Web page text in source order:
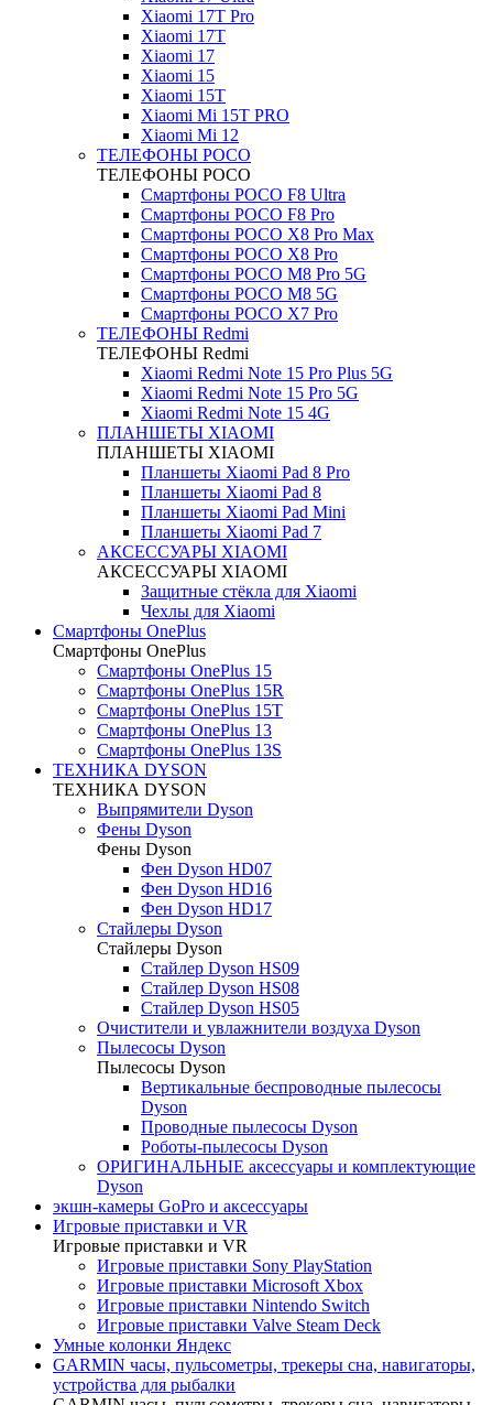
Xiaomi 17T Pro
Xiaomi 17T
Xiaomi 17
Xiaomi 15
Xiaomi 15T
Xiaomi Mi 15T PRO
Xiaomi Mi 12
ТЕЛЕФОНЫ POCO
ТЕЛЕФОНЫ POCO
Смартфоны POCO F8 Ultra
Смартфоны POCO F8 Pro
Смартфоны POCO X8 Pro Max
Смартфоны POCO X8 Pro
Смартфоны POCO M8 Pro 5G
Смартфоны POCO M8 5G
Смартфоны POCO X7 Pro
ТЕЛЕФОНЫ Redmi
ТЕЛЕФОНЫ Redmi
Xiaomi Redmi Note 15 Pro Plus 5G
Xiaomi Redmi Note 15 Pro 5G
Xiaomi Redmi Note 15 4G
ПЛАНШЕТЫ XIAOMI
ПЛАНШЕТЫ XIAOMI
Планшеты Xiaomi Pad 8 Pro
Планшеты Xiaomi Pad 8
Планшеты Xiaomi Pad Mini
Планшеты Xiaomi Pad 7
АКСЕССУАРЫ XIAOMI
АКСЕССУАРЫ XIAOMI
Защитные стёкла для Xiaomi
Чехлы для Xiaomi
Смартфоны OnePlus
Смартфоны OnePlus
Смартфоны OnePlus 15
Смартфоны OnePlus 15R
Смартфоны OnePlus 15T
Смартфоны OnePlus 13
Смартфоны OnePlus 13S
ТЕХНИКА DYSON
ТЕХНИКА DYSON
Выпрямители Dyson
Фены Dyson
Фены Dyson
Фен Dyson HD07
Фен Dyson HD16
Фен Dyson HD17
Стайлеры Dyson
Стайлеры Dyson
Стайлер Dyson HS09
Стайлер Dyson HS08
Стайлер Dyson HS05
Очистители и увлажнители воздуха Dyson
Пылесосы Dyson
Пылесосы Dyson
Вертикальные беспроводные пылесосы
Dyson
Проводные пылесосы Dyson
Роботы-пылесосы Dyson
ОРИГИНАЛЬНЫЕ аксессуары и комплектующие
Dyson
экшн-камеры GoPro и аксессуары
Игровые приставки и VR
Игровые приставки и VR
Игровые приставки Sony PlayStation
Игровые приставки Microsoft Xbox
Игровые приставки Nintendo Switch
Игровые приставки Valve Steam Deck
Умные колонки Яндекс
GARMIN часы, пульсометры, трекеры сна, навигаторы,
устройства для рыбалки